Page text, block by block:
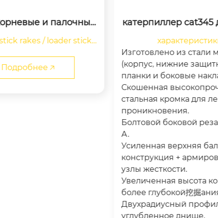
и палочные
экскаваторов от 12
rakes / loader stick r
Подробнее 🡥
катерпиллер cat345
ные ковши
Изготовлено из стали
(корпус, нижние
планки и боковые
Скошенная
стальная кромка для
проникновения.
Болтовой боковой
А.
Усиленная верхняя
конструкция +
узлы жесткости.
Увеличенная высота
более глубокой挖掘
Двухрадиусный
углубленное днище.